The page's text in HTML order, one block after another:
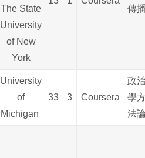
The State
University
of New
York
傳
University
of
Michigan
33 3 Coursera
政
學
法